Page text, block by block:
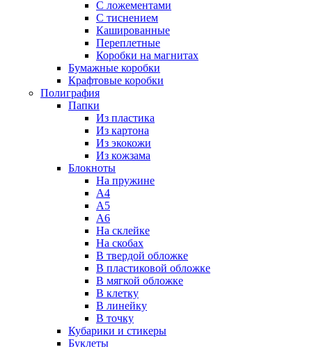
С ложементами
С тиснением
Кашированные
Переплетные
Коробки на магнитах
Бумажные коробки
Крафтовые коробки
Полиграфия
Папки
Из пластика
Из картона
Из экокожи
Из кожзама
Блокноты
На пружине
А4
А5
А6
На склейке
На скобах
В твердой обложке
В пластиковой обложке
В мягкой обложке
В клетку
В линейку
В точку
Кубарики и стикеры
Буклеты